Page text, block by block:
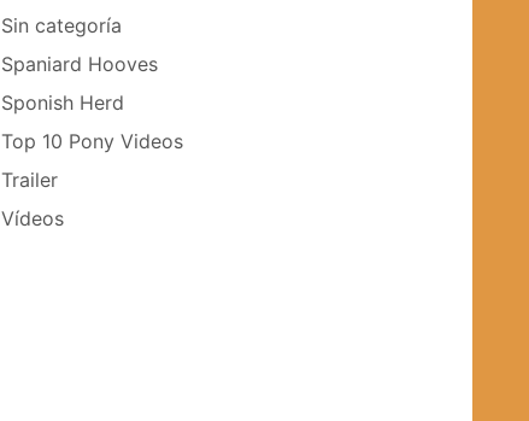
Sin categoría
Spaniard Hooves
Sponish Herd
Top 10 Pony Videos
Trailer
Vídeos